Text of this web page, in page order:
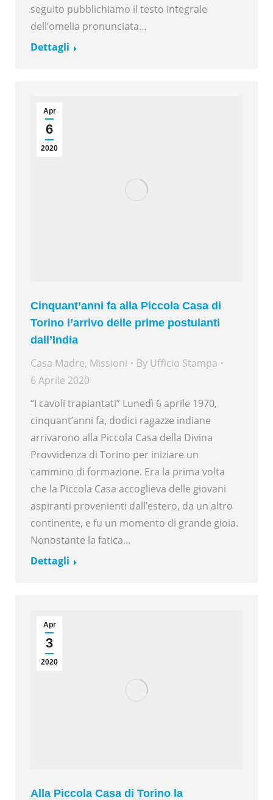
seguito pubblichiamo il testo integrale
dell’omelia pronunciata…
Dettagli
Apr
6
2020
Cinquant’anni fa alla Piccola Casa di
Torino l’arrivo delle prime postulanti
dall’India
Casa Madre, Missioni By Ufficio Stampa
6 Aprile 2020
“I cavoli trapiantati” Lunedì 6 aprile 1970,
cinquant’anni fa, dodici ragazze indiane
arrivarono alla Piccola Casa della Divina
Provvidenza di Torino per iniziare un
cammino di formazione. Era la prima volta
che la Piccola Casa accoglieva delle giovani
aspiranti provenienti dall’estero, da un altro
continente, e fu un momento di grande gioia.
Nonostante la fatica…
Dettagli
Apr
3
2020
Alla Piccola Casa di Torino la